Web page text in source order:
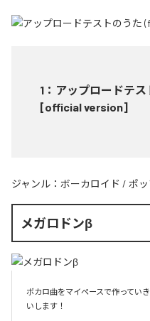
1 ： アップロードテ
[official version]
ジャンル： ボーカロイド / ポ
メガロドンβ
ボカロ曲をマイペースで作ってい
いします！